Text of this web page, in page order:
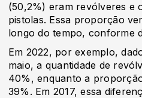
(50,2%) eram revólveres e
pistolas. Essa proporção
longo do tempo, conforme
Em 2022, por exemplo,
maio, a quantidade de
40%, enquanto a
39%. Em 2017, essa